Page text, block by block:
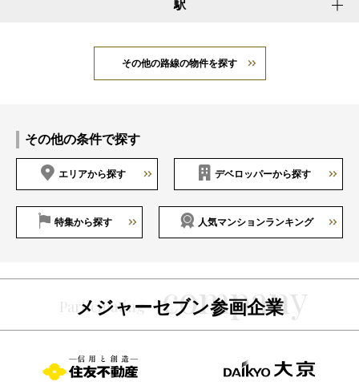
駅
その他の路線の物件を探す
その他の条件で探す
エリアから探す デベロッパーから探す
特集から探す 人気マンションランキング
メジャーセブン参画企業